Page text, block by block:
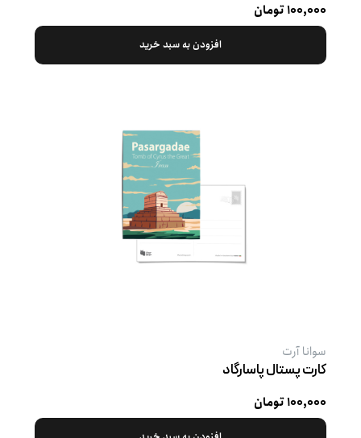
۱۰۰,۰۰۰ تومان
افزودن به سبد خرید
سوانا آرت
کارت پستال پاسارگاد
۱۰۰,۰۰۰ تومان